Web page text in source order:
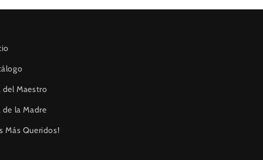
del Maestro
de la Madre
Más Queridos!